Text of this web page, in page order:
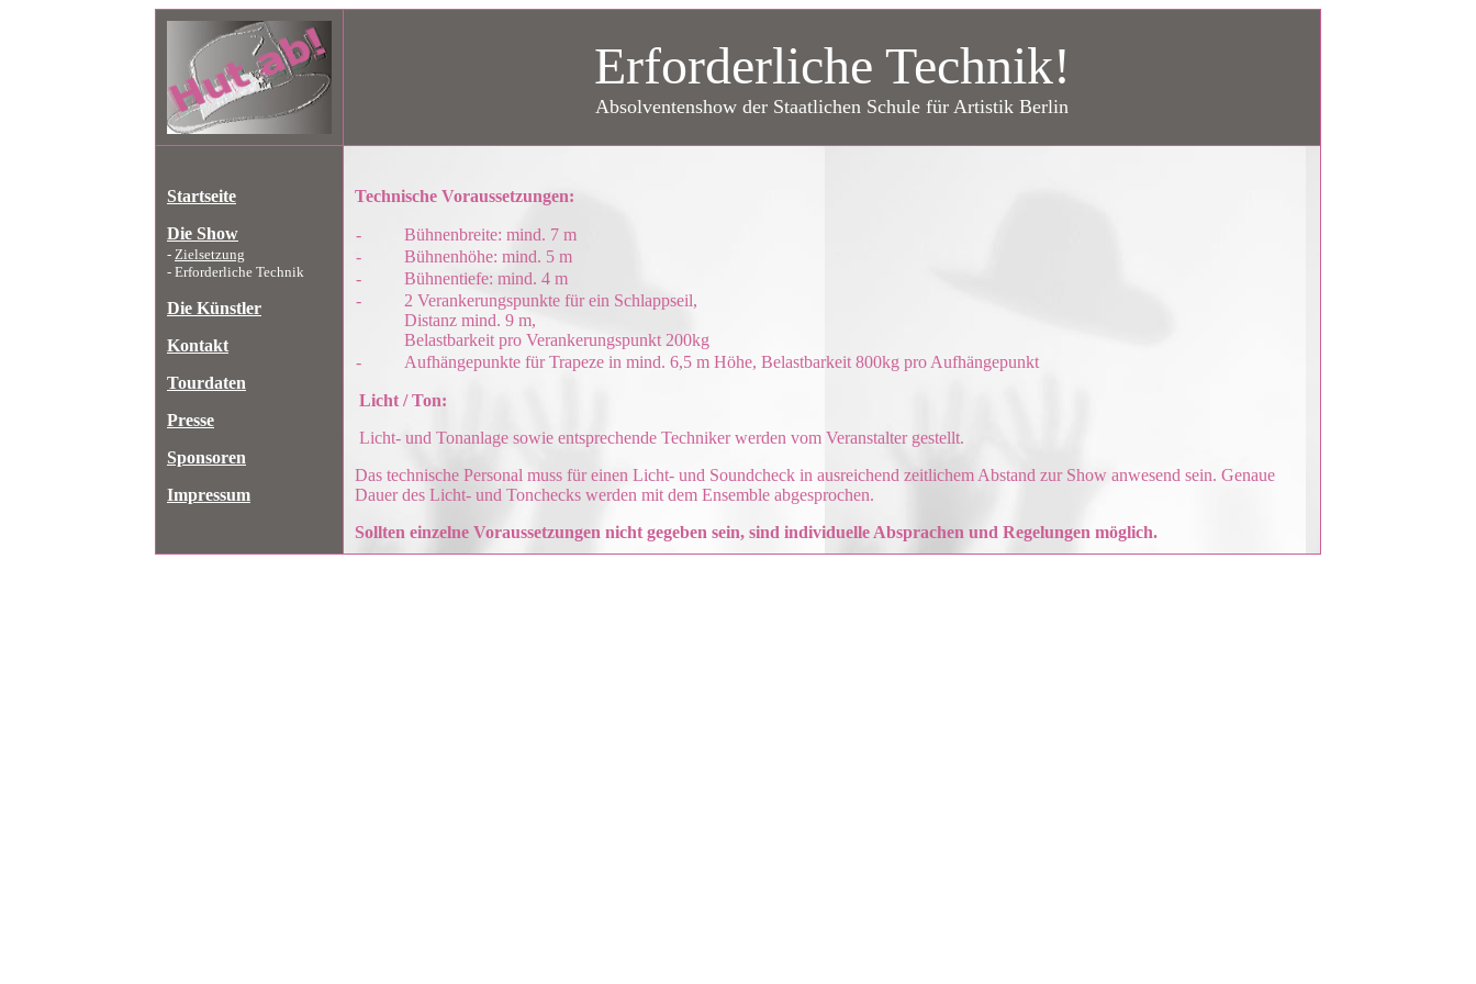
Erforderliche Technik!
Absolventenshow der Staatlichen Schule für Artistik Berlin
Startseite
Die Show
- Zielsetzung
- Erforderliche Technik
Die Künstler
Kontakt
Tourdaten
Presse
Sponsoren
Impressum
Technische Voraussetzungen:
-
Bühnenbreite: mind. 7 m
-
Bühnenhöhe: mind. 5 m
-
Bühnentiefe: mind. 4 m
-
2 Verankerungspunkte für ein Schlappseil,
Distanz mind. 9 m,
Belastbarkeit pro Verankerungspunkt 200kg
-
Aufhängepunkte für Trapeze in mind. 6,5 m Höhe, Belastbarkeit 800kg pro Aufhängepunkt
Licht / Ton:
Licht- und Tonanlage sowie entsprechende Techniker werden vom Veranstalter gestellt.
Das technische Personal muss für einen Licht- und Soundcheck in ausreichend zeitlichem Abstand zur Show anwesend sein. Genaue
Dauer des Licht- und Tonchecks werden mit dem Ensemble abgesprochen.
Sollten einzelne Voraussetzungen nicht gegeben sein, sind individuelle Absprachen und Regelungen möglich.